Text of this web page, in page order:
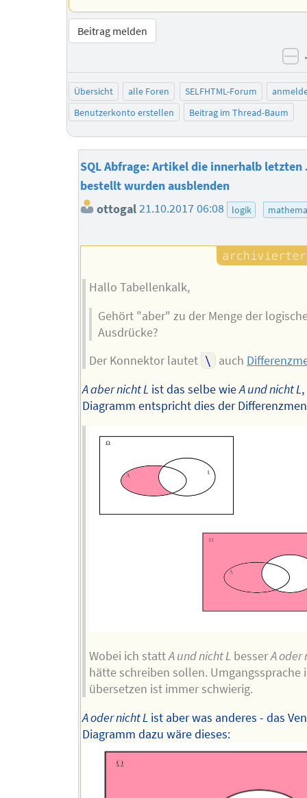
Beitrag melden
Übersicht alle Foren SELFHTML-Forum
Benutzerkonto erstellen
Beitrag im Thread-Baum
SQL Abfrage: Artikel die innerhalb letzten
bestellt wurden ausblenden
ottogal21.10.2017 06:08 logik
Hallo Tabellenkalk,
Gehört "aber" zu der Menge der
Ausdrücke?
Der Konnektor lautet \ auch
A aber nicht List das selbe wieA und nicht L,
Diagramm entspricht dies der
Wobei ich stattA und nicht L besserA oder
hätte schreiben sollen. Umgangssprache
übersetzen ist immer schwierig.
A oder nicht List aber was anderes - das
Diagramm dazu wäre dieses: